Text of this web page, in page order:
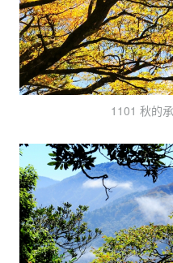
1101 秋的